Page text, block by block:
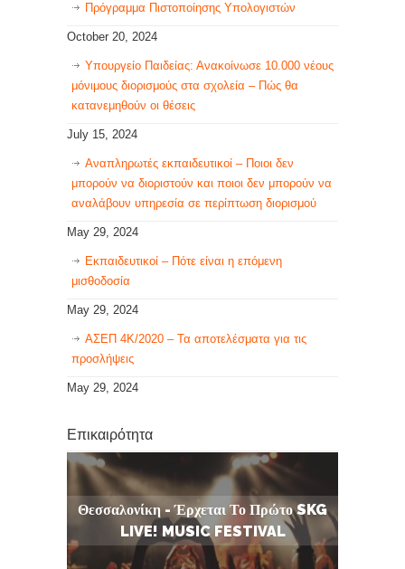
Πρόγραμμα Πιστοποίησης Υπολογιστών
October 20, 2024
Υπουργείο Παιδείας: Ανακοίνωσε 10.000 νέους
μόνιμους διορισμούς στα σχολεία – Πώς θα
κατανεμηθούν οι θέσεις
July 15, 2024
Αναπληρωτές εκπαιδευτικοί – Ποιοι δεν
μπορούν να διοριστούν και ποιοι δεν μπορούν να
αναλάβουν υπηρεσία σε περίπτωση διορισμού
May 29, 2024
Εκπαιδευτικοί – Πότε είναι η επόμενη
μισθοδοσία
May 29, 2024
ΑΣΕΠ 4Κ/2020 – Τα αποτελέσματα για τις
προσλήψεις
May 29, 2024
Επικαιρότητα
Θεσσαλονίκη - Έρχεται Το Πρώτο SKG
LIVE! MUSIC FESTIVAL